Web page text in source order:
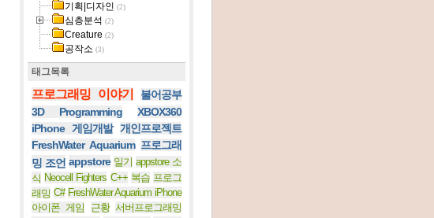
기획|디자인 (2)
심층분석 (2)
Creature (2)
공작소 (3)
태그목록
프로그래밍 이야기
불어공부
3D Programming
XBOX360
iPhone 게임개발 개인프로젝트
FreshWater Aquarium 프로그래
밍 조언 appstore 일기 appstore 소
식 Neocell Fighters C++ 복습 프로그
래밍 C# FreshWater Aquarium iPhone
아이폰 게임
근황 서버프로그래밍